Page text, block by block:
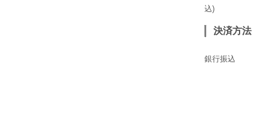
込)
決済方法
銀行振込